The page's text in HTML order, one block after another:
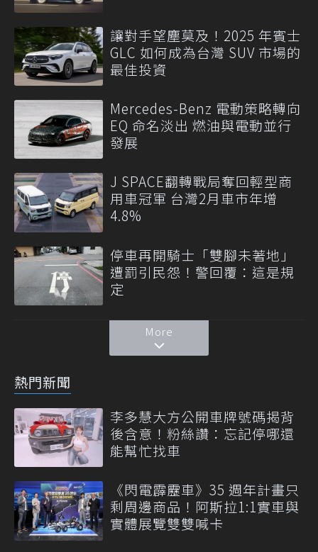
讓對手望塵莫及！2025 年賓士
GLC 如何成為台灣 SUV 市場的
最佳投資
Mercedes-Benz 電動策略轉向
EQ 命名淡出 燃油與電動並行
發展
J SPACE翻轉戰局奪回輕型商
用車冠軍 台灣2月車市年增
4.8%
停車再開騎士「雙腳未著地」
遭罰引民怨！警回覆：這是規
定
More
熱門新聞
李多慧大方公開車牌號碼揭背
後含意！粉絲讚：忘記停哪還
能幫忙找車
《閃電霹靂車》35 週年計畫只
剩周邊商品！阿斯拉1:1實車與
實體展覽雙雙喊卡